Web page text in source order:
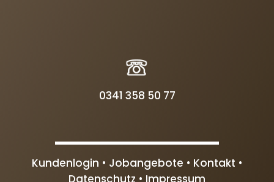
0341 358 50 77
Kundenlogin • Jobangebote • Kontakt •
Datenschutz • Impressum